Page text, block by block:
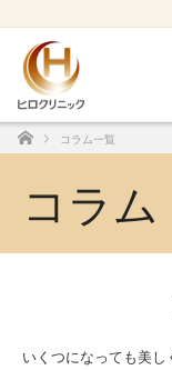
Home
コラム一覧
コラム
いくつになっても美